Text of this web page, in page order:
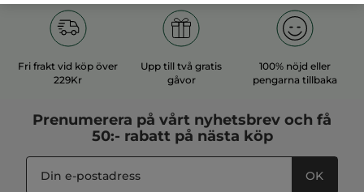
Fri frakt vid köp över
229Kr
Upp till två gratis
gåvor
100% nöjd eller
pengarna tillbaka
Prenumerera på vårt nyhetsbrev och få
50:- rabatt på nästa köp
OK